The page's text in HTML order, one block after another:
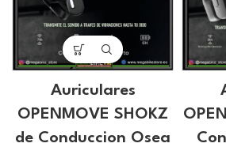
Auriculares
OPENMOVE SHOKZ
de Conduccion Osea